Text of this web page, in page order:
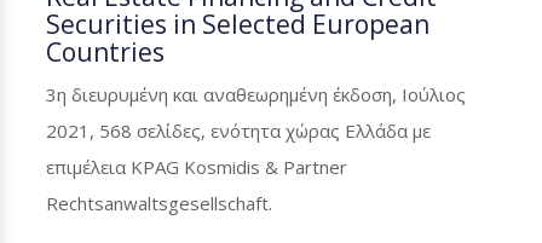
Securities in Selected European
Countries
3η διευρυμένη και αναθεωρημένη έκδοση, Ιούλιος
2021, 568 σελίδες, ενότητα χώρας Ελλάδα με
επιμέλεια KPAG Kosmidis & Partner
Rechtsanwaltsgesellschaft.